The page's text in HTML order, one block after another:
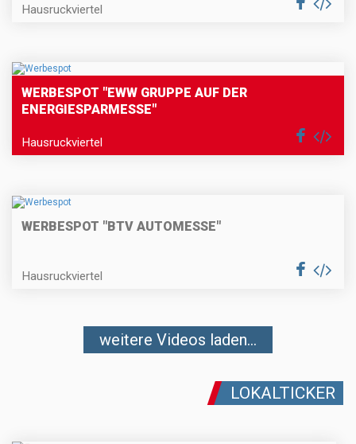
Hausruckviertel
WERBESPOT "EWW GRUPPE AUF DER
ENERGIESPARMESSE"
Hausruckviertel
WERBESPOT "BTV AUTOMESSE"
Hausruckviertel
weitere Videos laden...
LOKALTICKER